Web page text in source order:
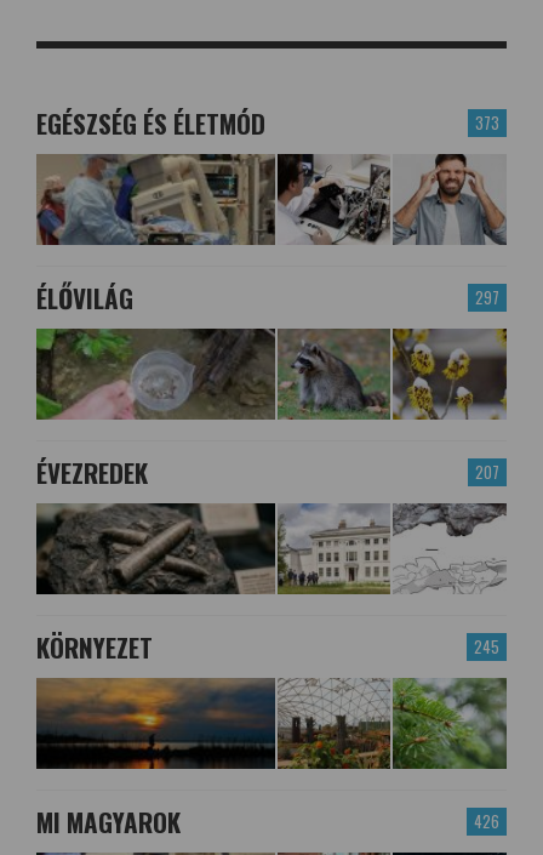
373
EGÉSZSÉG ÉS ÉLETMÓD
297
ÉLŐVILÁG
207
ÉVEZREDEK
245
KÖRNYEZET
426
MI MAGYAROK